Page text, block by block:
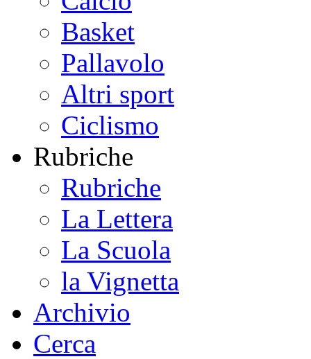
Basket
Pallavolo
Altri sport
Ciclismo
Rubriche
Rubriche
La Lettera
La Scuola
la Vignetta
Archivio
Cerca